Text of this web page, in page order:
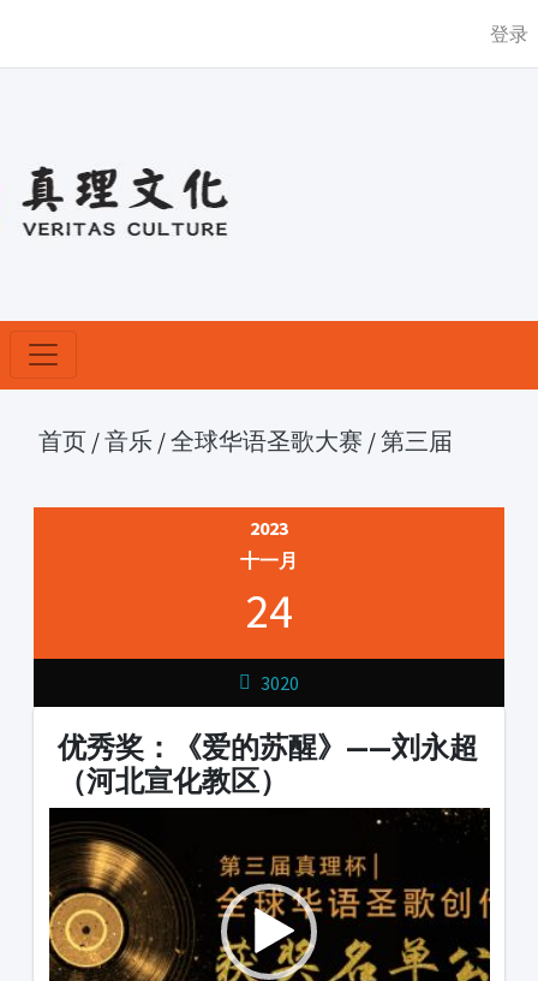
登录
首页 /音乐 /全球华语圣歌大赛 /第三届
2023
十一月
24
3020
优秀奖：《爱的苏醒》——刘永超
（河北宣化教区）
Video
Player